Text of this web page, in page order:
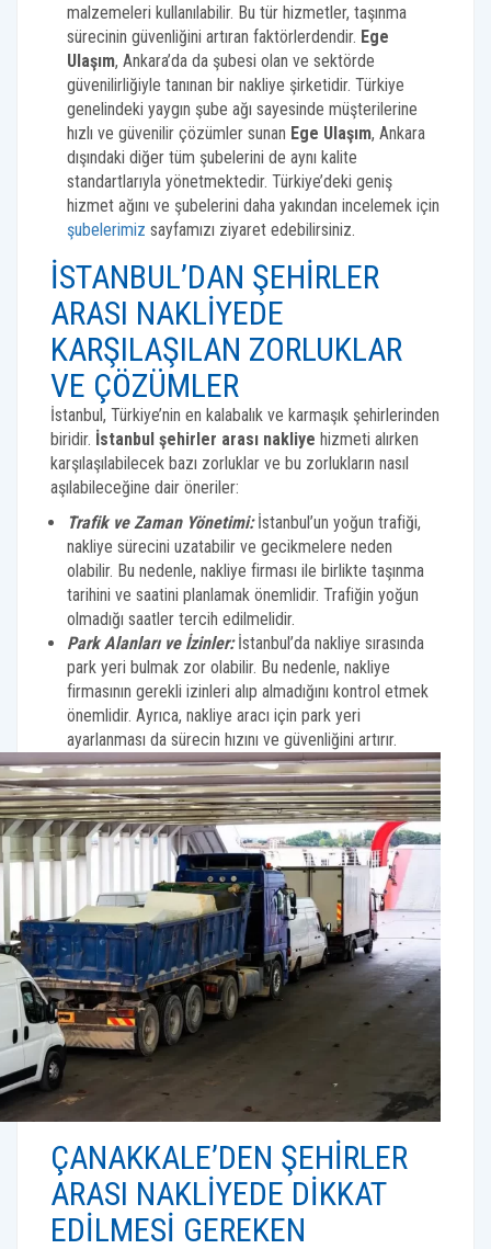
malzemeleri kullanılabilir. Bu tür hizmetler, taşınma
sürecinin güvenliğini artıran faktörlerdendir. Ege
Ulaşım, Ankara’da da şubesi olan ve sektörde
güvenilirliğiyle tanınan bir nakliye şirketidir. Türkiye
genelindeki yaygın şube ağı sayesinde müşterilerine
hızlı ve güvenilir çözümler sunan Ege Ulaşım, Ankara
dışındaki diğer tüm şubelerini de aynı kalite
standartlarıyla yönetmektedir. Türkiye’deki geniş
hizmet ağını ve şubelerini daha yakından incelemek için
şubelerimiz sayfamızı ziyaret edebilirsiniz.
İSTANBUL’DAN ŞEHIRLER
ARASI NAKLIYEDE
KARŞILAŞILAN ZORLUKLAR
VE ÇÖZÜMLER
İstanbul, Türkiye’nin en kalabalık ve karmaşık şehirlerinden
biridir. İstanbul şehirler arası nakliye hizmeti alırken
karşılaşılabilecek bazı zorluklar ve bu zorlukların nasıl
aşılabileceğine dair öneriler:
Trafik ve Zaman Yönetimi:İstanbul’un yoğun trafiği,
nakliye sürecini uzatabilir ve gecikmelere neden
olabilir. Bu nedenle, nakliye firması ile birlikte taşınma
tarihini ve saatini planlamak önemlidir. Trafiğin yoğun
olmadığı saatler tercih edilmelidir.
Park Alanları ve İzinler:İstanbul’da nakliye sırasında
park yeri bulmak zor olabilir. Bu nedenle, nakliye
firmasının gerekli izinleri alıp almadığını kontrol etmek
önemlidir. Ayrıca, nakliye aracı için park yeri
ayarlanması da sürecin hızını ve güvenliğini artırır.
ÇANAKKALE’DEN ŞEHIRLER
ARASI NAKLIYEDE DIKKAT
EDILMESI GEREKEN